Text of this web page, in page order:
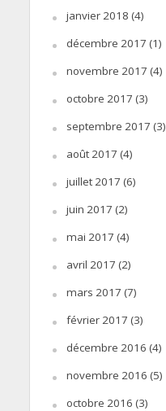
janvier 2018 (4)
décembre 2017 (1)
novembre 2017 (4)
octobre 2017 (3)
septembre 2017 (3)
août 2017 (4)
juillet 2017 (6)
juin 2017 (2)
mai 2017 (4)
avril 2017 (2)
mars 2017 (7)
février 2017 (3)
décembre 2016 (4)
novembre 2016 (5)
octobre 2016 (3)